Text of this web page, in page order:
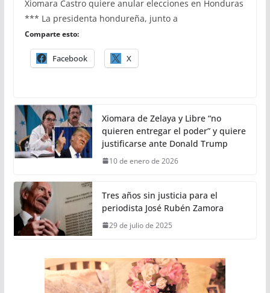
Xiomara Castro quiere anular elecciones en Honduras
*** La presidenta hondureña, junto a
Comparte esto:
Facebook X
Xiomara de Zelaya y Libre “no
quieren entregar el poder” y quiere
justificarse ante Donald Trump
10 de enero de 2026
Tres años sin justicia para el
periodista José Rubén Zamora
29 de julio de 2025